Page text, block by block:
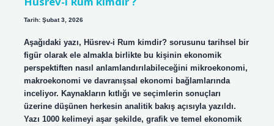
Tarih: Şubat 3, 2026
Aşağıdaki yazı, Hüsrev‑i Rum kimdir? sorusunu tarihsel bir
figür olarak ele almakla birlikte bu kişinin ekonomik
perspektiften nasıl anlamlandırılabileceğini mikroekonomi,
makroekonomi ve davranışsal ekonomi bağlamlarında
inceliyor. Kaynakların kıtlığı ve seçimlerin sonuçları
üzerine düşünen herkesin analitik bakış açısıyla yazıldı.
Yazı 1000 kelimeyi aşar şekilde, grafik ve temel ekonomik